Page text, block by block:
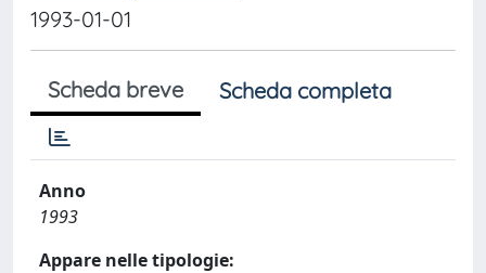
1993-01-01
Scheda breve Scheda completa
Anno
1993
Appare nelle tipologie: